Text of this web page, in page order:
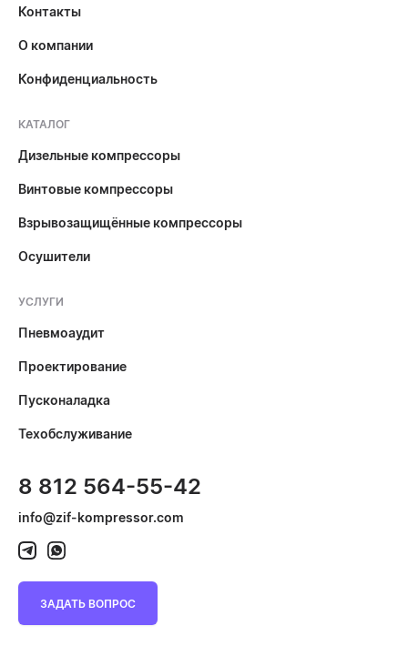
Контакты
О компании
Конфиденциальность
КАТАЛОГ
Дизельные компрессоры
Винтовые компрессоры
Взрывозащищённые компрессоры
Осушители
УСЛУГИ
Пневмоаудит
Проектирование
Пусконаладка
Техобслуживание
8 812 564-55-42
info@zif-kompressor.com
ЗАДАТЬ ВОПРОС